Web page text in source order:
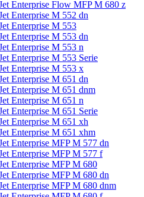
Enterprise Flow MFP M 680 z
Enterprise M 552 dn
Enterprise M 553
Enterprise M 553 dn
Enterprise M 553 n
Enterprise M 553 Serie
Enterprise M 553 x
Enterprise M 651 dn
Enterprise M 651 dnm
Enterprise M 651 n
Enterprise M 651 Serie
Enterprise M 651 xh
Enterprise M 651 xhm
Enterprise MFP M 577 dn
Enterprise MFP M 577 f
Enterprise MFP M 680
Enterprise MFP M 680 dn
Enterprise MFP M 680 dnm